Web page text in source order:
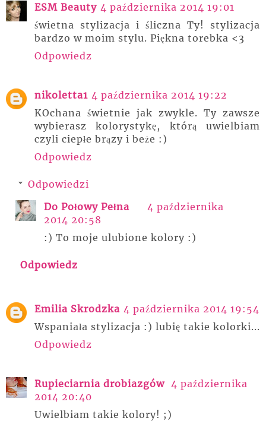
ESM Beauty 4 października 2014 19:01
świetna stylizacja i śliczna Ty! stylizacja
bardzo w moim stylu. Piękna torebka <3
Odpowiedz
nikoletta1 4 października 2014 19:22
KOchana świetnie jak zwykle. Ty zawsze
wybierasz kolorystykę, którą uwielbiam
czyli ciepłe brązy i beże :)
Odpowiedz
Odpowiedzi
Do Połowy Pełna
4 października
2014 20:58
:) To moje ulubione kolory :)
Odpowiedz
Emilia Skrodzka 4 października 2014 19:54
Wspaniała stylizacja :) lubię takie kolorki...
Odpowiedz
Rupieciarnia drobiazgów 4 października
2014 20:40
Uwielbiam takie kolory! ;)